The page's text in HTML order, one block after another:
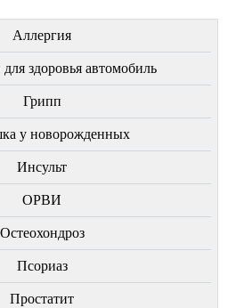
Аллергия
здоровья автомобиль
Грипп
у новорожденных
Инсульт
ОРВИ
Остеохондроз
Пcориаз
Простатит